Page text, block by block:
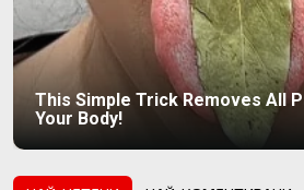
This Simple Trick Removes All
Your Body!